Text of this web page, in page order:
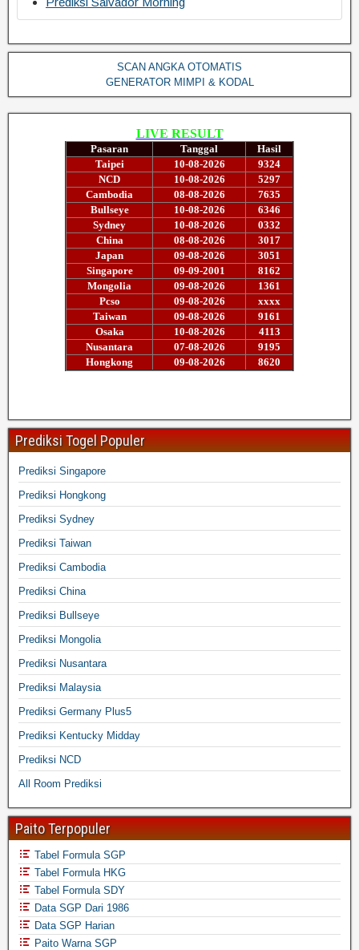
SCAN ANGKA OTOMATIS
GENERATOR MIMPI & KODAL
Prediksi Togel Populer
Prediksi Singapore
Prediksi Hongkong
Prediksi Sydney
Prediksi Taiwan
Prediksi Cambodia
Prediksi China
Prediksi Bullseye
Prediksi Mongolia
Prediksi Nusantara
Prediksi Malaysia
Prediksi Germany Plus5
Prediksi Kentucky Midday
Prediksi NCD
All Room Prediksi
Paito Terpopuler
Tabel Formula SGP
Tabel Formula HKG
Tabel Formula SDY
Data SGP Dari 1986
Data SGP Harian
Paito Warna SGP